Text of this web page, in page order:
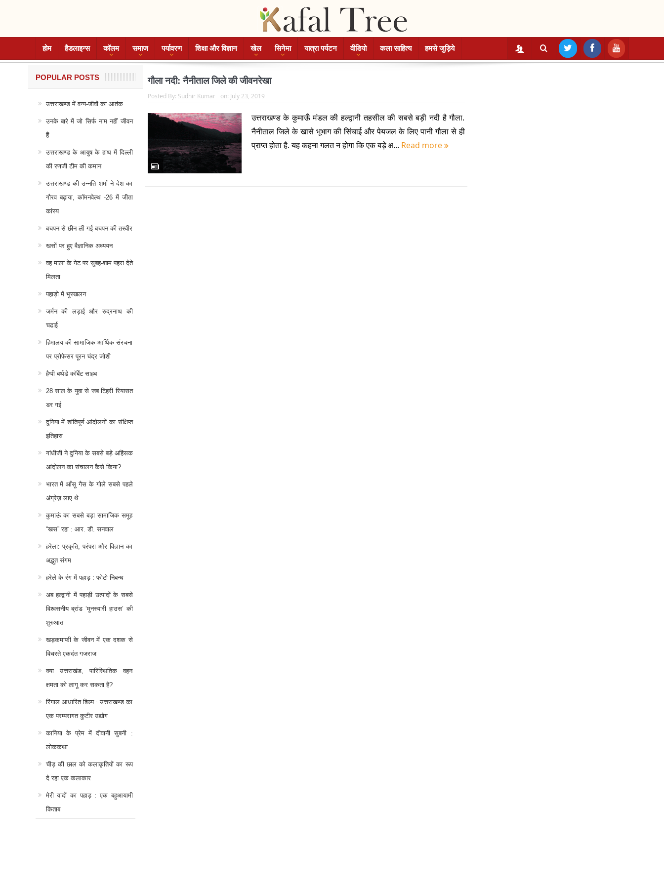
होम हैडलाइन्स कॉलम समाज पर्यावरण शिक्षा और विज्ञान खेल सिनेमा यात्रा पर्यटन वीडियो कला साहित्य हमसे जुड़िये
गौला नदी: नैनीताल जिले की जीवनरेखा
Posted By: Sudhir Kumar on: July 23, 2019
उत्तराखण्ड के कुमाऊँ मंडल की हल्द्वानी तहसील की सबसे बड़ी नदी है गौला.
नैनीताल जिले के खासे भूभाग की सिंचाई और पेयजल के लिए पानी गौला से ही
प्राप्त होता है. यह कहना गलत न होगा कि एक बड़े क्ष... Read more
POPULAR POSTS
उत्तराखण्ड में वन्य-जीवों का आतंक
उनके बारे में जो सिर्फ नाम नहीं जीवन
हैं
उत्तराखण्ड के आयुष के हाथ में दिल्ली
की रणजी टीम की कमान
उत्तराखण्ड की उन्नति शर्मा ने देश का
गौरव बढ़ाया, कॉमनवेल्थ -26 में जीता
कांस्य
बचपन से छीन ली गई बचपन की तस्वीर
खसों पर हुए वैज्ञानिक अध्ययन
वह माला के गेट पर सुबह-शाम पहरा देते
मिलता
पहाड़ो में भूस्खलन
जर्मन की लड़ाई और रुद्रनाथ की
चढाई
हिमालय की सामाजिक-आर्थिक संरचना
पर प्रोफेसर पूरन चंद्र जोशी
हैप्पी बर्थडे कॉर्बेट साहब
28 साल के युवा से जब टिहरी रियासत
डर गई
दुनिया में शांतिपूर्ण आंदोलनों का संक्षिप्त
इतिहास
गांधीजी ने दुनिया के सबसे बड़े अहिंसक
आंदोलन का संचालन कैसे किया?
भारत में आँसू गैस के गोले सबसे पहले
अंग्रेज़ लाए थे
कुमाऊं का सबसे बड़ा सामाजिक समूह
“खस” रहा : आर. डी. सनवाल
हरेला: प्रकृति, परंपरा और विज्ञान का
अद्भुत संगम
हरेले के रंग में पहाड़ : फोटो निबन्ध
अब हल्द्वानी में पहाड़ी उत्पादों के सबसे
विश्वसनीय ब्रांड ‘मुनस्यारी हाउस’ की
शुरुआत
खड़कमाफी के जीवन में एक दशक से
विचरते एकदंत गजराज
क्या उत्तराखंड, पारिस्थितिक वहन
क्षमता को लागू कर सकता है?
रिंगाल आधारित शिल्प : उत्तराखण्ड का
एक परम्परागत कुटीर उद्योग
कानिया के प्रेम में दीवानी सुबनी :
लोककथा
चीड़ की छाल को कलाकृतियों का रूप
दे रहा एक कलाकार
मेरी यादों का पहाड़ : एक बहुआयामी
किताब